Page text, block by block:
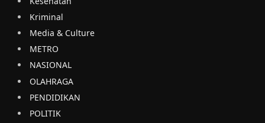
Kriminal
Media & Culture
METRO
NASIONAL
OLAHRAGA
PENDIDIKAN
POLITIK